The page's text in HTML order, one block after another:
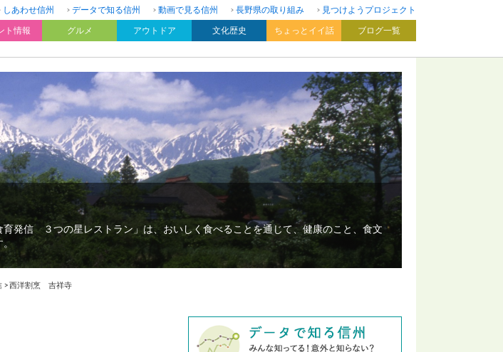
しあわせ信州 データで知る信州 動画で見る信州 長野県の取り組み
見つけようプロジェクト
ト情報 グルメ アウトドア 文化歴史 ちょっとイイ話 ブログ一覧
育発信 ３つの星レストラン」は、おいしく食べることを通じて、健康のこと、食文
。
>西洋割烹 吉祥寺